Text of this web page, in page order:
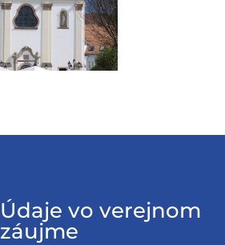
Údaje vo verejnom
záujme